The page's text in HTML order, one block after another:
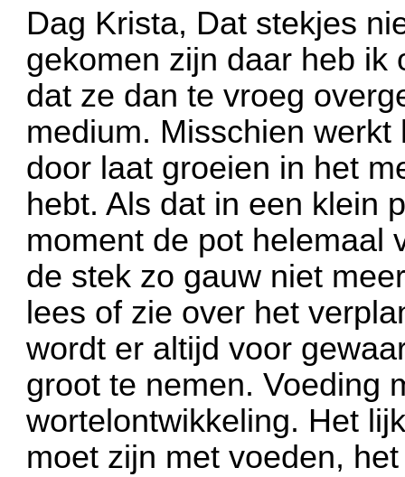
Dag Krista, Dat stekjes
gekomen zijn daar heb ik
dat ze dan te vroeg
medium. Misschien
door laat groeien in het
hebt. Als dat in een klein
moment de pot helemaal
de stek zo gauw niet
lees of zie over het
wordt er altijd voor
groot te nemen. Voeding
wortelontwikkeling. Het
moet zijn met voeden,